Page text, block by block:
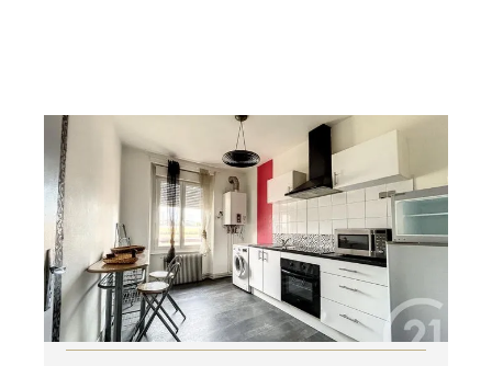
BELFORT 90
, 1 pièce
Appartement F1 à louer
400 €
par mois charges comprises
Visiter le site dédié